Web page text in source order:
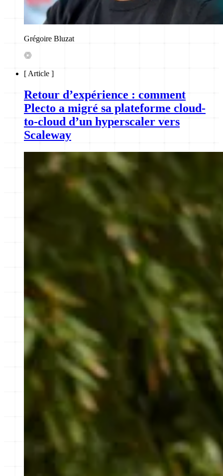
Grégoire Bluzat
[ Article ]
Retour d’expérience : comment
Plecto a migré sa plateforme cloud-
to-cloud d’un hyperscaler vers
Scaleway